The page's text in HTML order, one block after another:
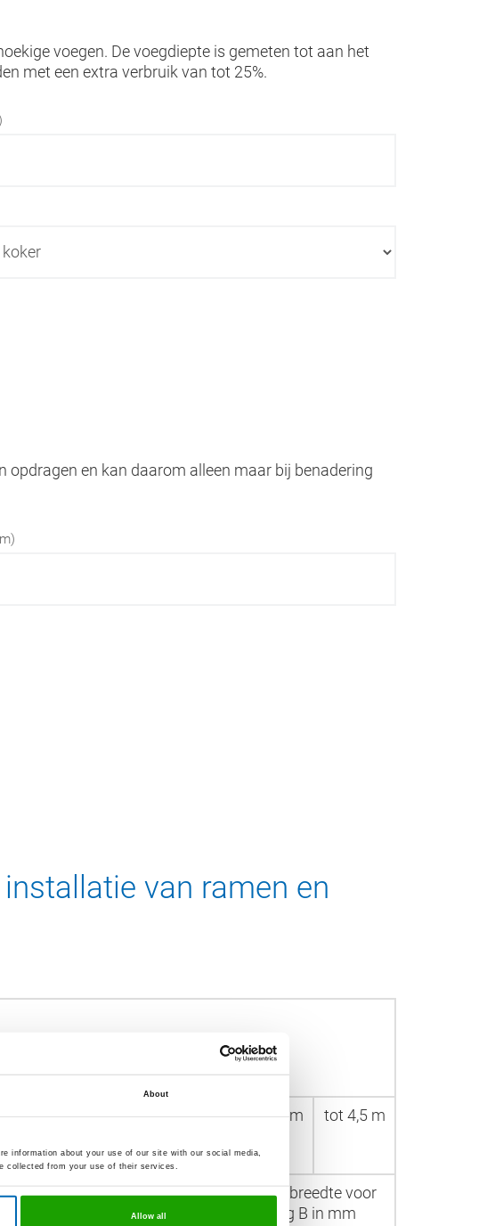
About
information about your use of our site with our social media,
collected from your use of their services.
Allow all
voegen. De voegdiepte is gemeten tot aan het
met een extra verbruik van tot 25%.
en kan daarom alleen maar bij benadering
van ramen en
m tot 4,5 m tot 2,5 m tot 3,5 m tot 4,5 m
aanslag B in mm
Minimale voegenbreedte voor
binnenaanslag B in mm